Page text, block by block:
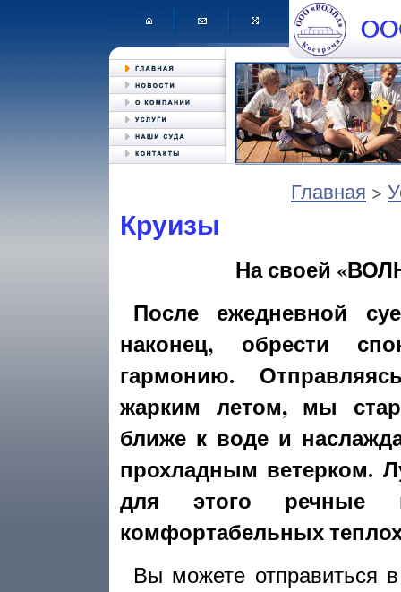
Главная >
Круизы
На своей
После ежедневной
наконец, обрести
гармонию.
жарким летом, мы
ближе к воде и
прохладным ветерком.
для этого речные
комфортабельных
Вы можете отправиться